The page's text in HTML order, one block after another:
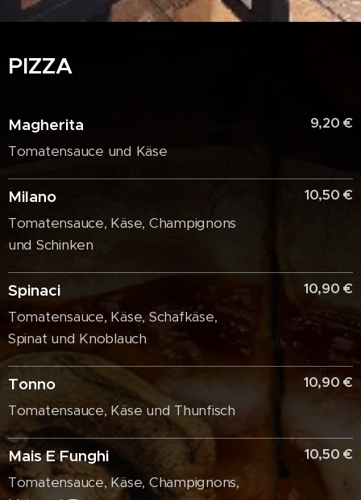
PIZZA
Magherita
Tomatensauce und Käse
9,20 €
Milano
Tomatensauce, Käse, Champignons
und Schinken
10,50 €
Spinaci
Tomatensauce, Käse, Schafkäse,
Spinat und Knoblauch
10,90 €
Tonno
Tomatensauce, Käse und Thunfisch
10,90 €
Mais E Funghi
Tomatensauce, Käse, Champignons,
10,50 €